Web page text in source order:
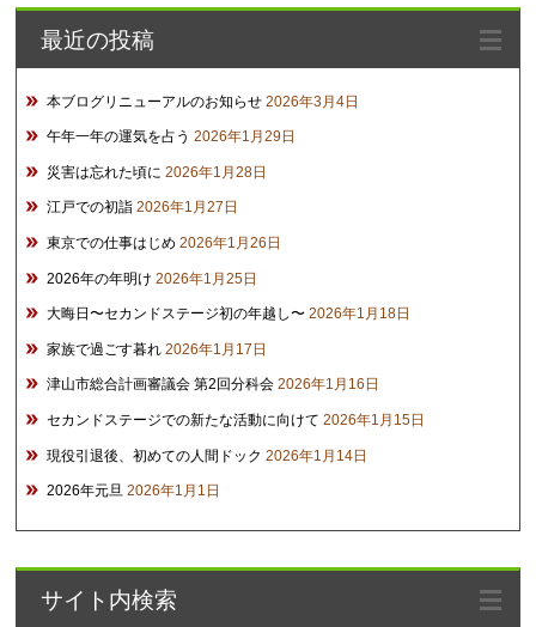
イ
ブ
最近の投稿
本ブログリニューアルのお知らせ 2026年3月4日
午年一年の運気を占う 2026年1月29日
災害は忘れた頃に 2026年1月28日
江戸での初詣 2026年1月27日
東京での仕事はじめ 2026年1月26日
2026年の年明け 2026年1月25日
大晦日〜セカンドステージ初の年越し〜 2026年1月18日
家族で過ごす暮れ 2026年1月17日
津山市総合計画審議会 第2回分科会 2026年1月16日
セカンドステージでの新たな活動に向けて 2026年1月15日
現役引退後、初めての人間ドック 2026年1月14日
2026年元旦 2026年1月1日
サイト内検索